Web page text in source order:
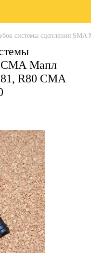
системы сцепления
СМА Мапл
R80 СМА